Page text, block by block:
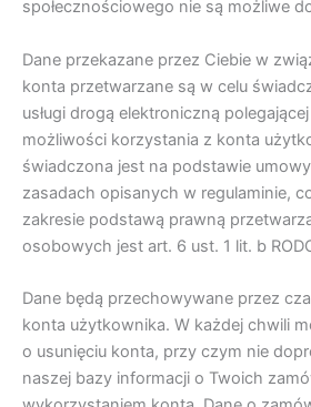
społecznościowego nie są możliwe
Dane przekazane przez Ciebie w
konta przetwarzane są w celu
usługi drogą elektroniczną
możliwości korzystania z konta
świadczona jest na podstawie
zasadach opisanych w regulaminie,
zakresie podstawą prawną
osobowych jest art. 6 ust. 1 lit. b
Dane będą przechowywane przez
konta użytkownika. W każdej chwili
o usunięciu konta, przy czym nie
naszej bazy informacji o Twoich